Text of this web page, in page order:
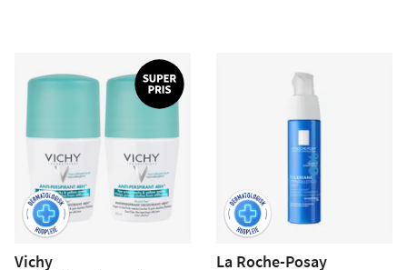
Vichy La Roche-Posay